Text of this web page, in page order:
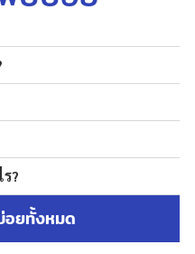
?
อยทั้งหมด